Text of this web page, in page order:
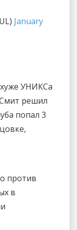
January
УНИКСа
решил
попал 3
против
в